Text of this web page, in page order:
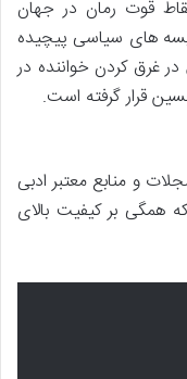
قوت رمان در جهان
های سیاسی پیچیده
در غرق کردن خواننده در
قرار گرفته است.
و منابع معتبر ادبی
همگی بر کیفیت بالای